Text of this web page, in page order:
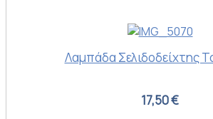
Λαμπάδα Σελιδοδείχτης
17,50 €